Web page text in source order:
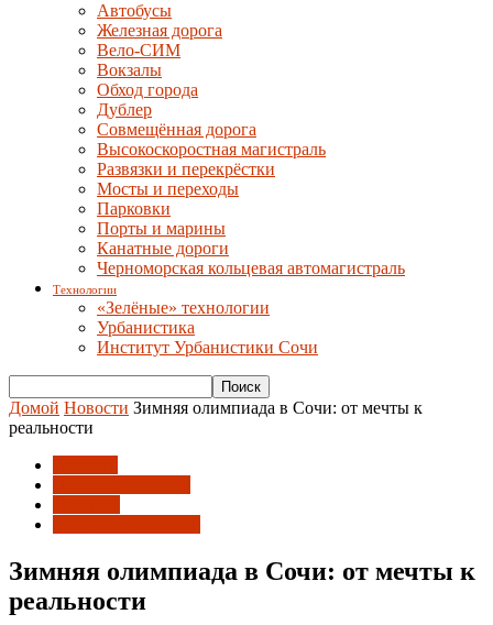
Автобусы
Железная дорога
Вело-СИМ
Вокзалы
Обход города
Дублер
Совмещённая дорога
Высокоскоростная магистраль
Развязки и перекрёстки
Мосты и переходы
Парковки
Порты и марины
Канатные дороги
Черноморская кольцевая автомагистраль
Технологии
«Зелёные» технологии
Урбанистика
Институт Урбанистики Сочи
Домой Новости Зимняя олимпиада в Сочи: от мечты к
реальности
Зимняя олимпиада в Сочи: от мечты к
реальности